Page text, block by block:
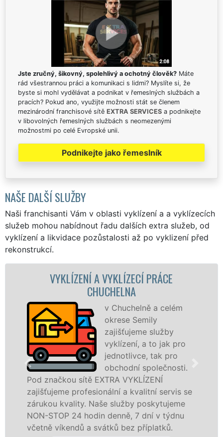
Jste zručný, šikovný, spolehlivý a ochotný člověk? Máte
rád všestrannou práci a komunikaci s lidmi? Myslíte si, že
byste si mohl vydělávat a podnikat v řemeslných službách a
pracích? Pokud ano, využijte možnosti stát se členem
mezinárodní franchisové sítě EXTRA SERVICES a podnikejte
v libovolných řemeslných službách s neomezenými
možnostmi po celé Evropské unii.
Podnikejte jako řemeslník
NAŠE DALŠÍ SLUŽBY
Naši franchisanti Vám v oblasti vyklízení a a vyklízecích
služeb mohou nabídnout řadu dalších extra služeb, od
vyklízení a likvidace pozůstalosti až po vyklizení před
rekonstrukcí.
A VYKLÍZECÍ PRÁCE
v Chuchelně a celém
okrese Semily
zajišťujeme služby
vyklízení, a to jak pro
jednotlivce, tak pro
obchodní společnosti.
sítě EXTRA VYKLÍZENÍ
profesionální a kvalitní servis se
Naše služby poskytujeme
24 hodin denně, 7 dní v týdnu
a svátků bez příplatků.
v Chuchelně
osobám se
práce, a to